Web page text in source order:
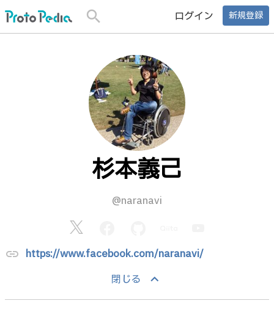
search ログイン 新規登録
杉本義己
@naranavi
link https://www.facebook.com/naranavi/
閉じる
keyboard_arrow_up